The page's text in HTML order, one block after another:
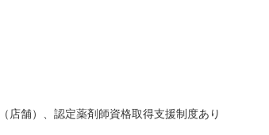
店舗）、認定薬剤師資格取得支援制度あり